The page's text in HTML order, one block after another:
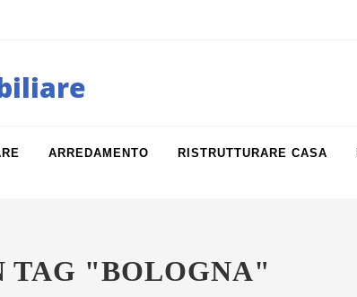
ARREDAMENTO RISTRUTTURARE CASA
TAG "BOLOGNA"